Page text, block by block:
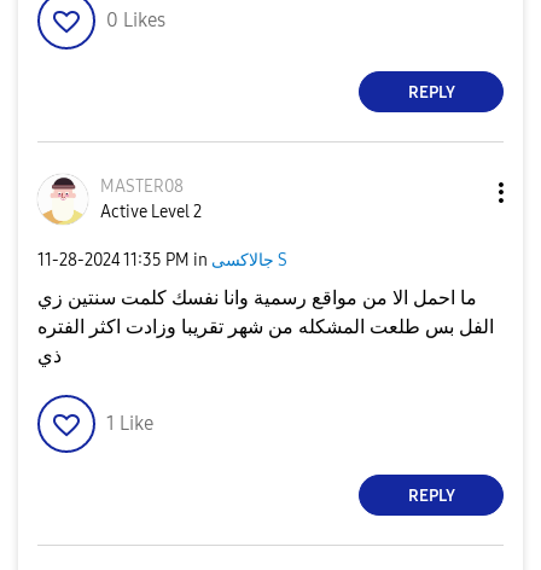
0 Likes
REPLY
MASTER08
Active Level 2
‎11-28-202411:35 PM in جالاكسى S
ما احمل الا من مواقع رسمية وانا نفسك كلمت سنتين زي
الفل بس طلعت المشكله من شهر تقريبا وزادت اكثر الفتره
ذي
1 Like
REPLY